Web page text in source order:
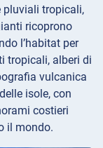
pluviali tropicali,
ricoprono
l’habitat per
tropicali, alberi di
vulcanica
isole, con
costieri
il mondo.